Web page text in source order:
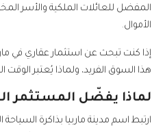
المفضل للعائلات الملكية والأسر
الأموال.
إذا كنت تبحث عن استثمار عقاري في
هذا السوق الفريد، ولماذا يُعتبر الوقت
لماذا يفضّل المستثمر
ارتبط اسم مدينة ماربيا بذاكرة